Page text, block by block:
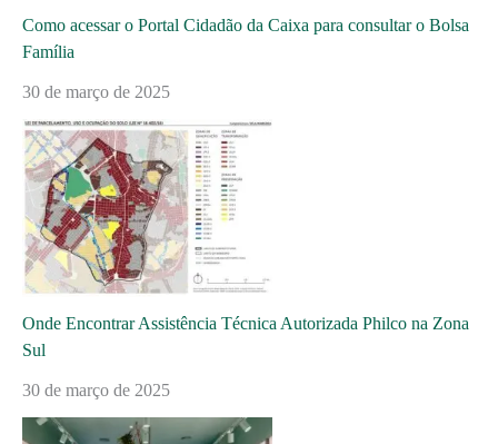
Como acessar o Portal Cidadão da Caixa para consultar o Bolsa
Família
30 de março de 2025
Onde Encontrar Assistência Técnica Autorizada Philco na Zona
Sul
30 de março de 2025